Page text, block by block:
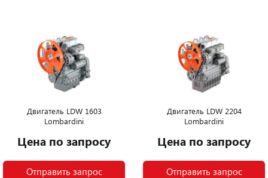
Двигатель LDW 1603
Lombardini
Цена по запросу
Отправить запрос
Двигатель LDW 2204
Lombardini
Цена по запросу
Отправить запрос